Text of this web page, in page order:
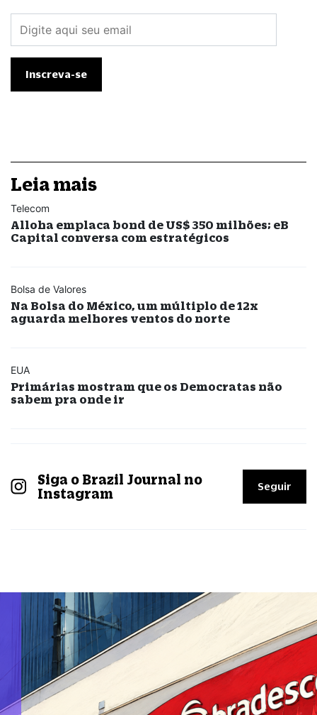
Leia mais
Telecom
Alloha emplaca bond de US$ 350 milhões; eB
Capital conversa com estratégicos
Bolsa de Valores
Na Bolsa do México, um múltiplo de 12x
aguarda melhores ventos do norte
EUA
Primárias mostram que os Democratas não
sabem pra onde ir
Siga o Brazil Journal no
Instagram
Seguir